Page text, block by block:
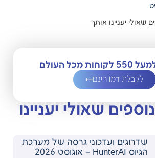
שאולי יעניינו אותך
מכל העולם
לקבלת דמו חינם
שאולי יעניינו
שדרוגים ועדכוני גרסה של מערכת
הגיוס HunterAI – אוגוסט 2026